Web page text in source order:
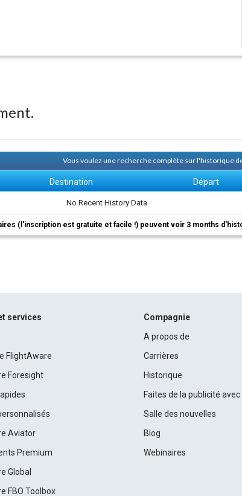
Vous voulez une recherche complète sur l'historique
Destination Départ
No Recent History Data
(l'inscription est gratuite et facile !) peuvent voir 3 months
services
FlightAware
Foresight
Aviator
Premium
Global
FBO Toolbox
Compagnie
A propos de
Carrières
Historique
Faites de la publicité
Salle des nouvelles
Blog
Webinaires